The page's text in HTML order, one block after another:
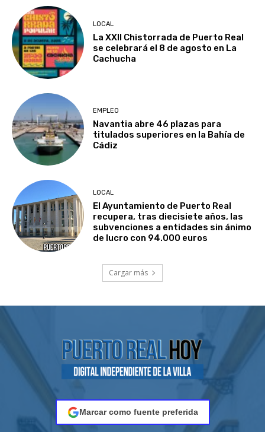
LOCAL
La XXII Chistorrada de Puerto Real
se celebrará el 8 de agosto en La
Cachucha
EMPLEO
Navantia abre 46 plazas para
titulados superiores en la Bahía de
Cádiz
LOCAL
El Ayuntamiento de Puerto Real
recupera, tras diecisiete años, las
subvenciones a entidades sin ánimo
de lucro con 94.000 euros
Cargar más
Marcar como fuente preferida